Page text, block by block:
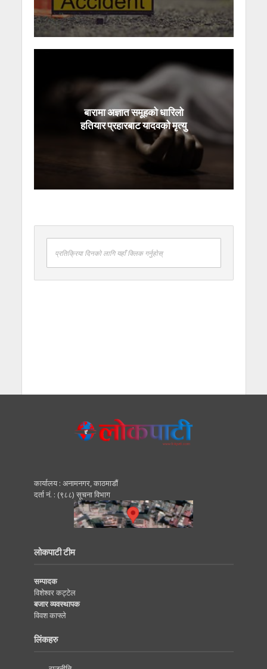
बारामा अज्ञात समूहको धारिलो
हतियार प्रहारबाट यादवको मृत्यु
प्रतिक्रिया दिनको लागि यहाँ क्लिक गर्नुहोस्
कार्यालय : अनामनगर, काठमाडाैं
दर्ता नं. : (९८८) सूचना विभाग
लोकपाटी टीम
सम्पादक
विशेश्वर कट्टेल
बजार व्यवस्थापक
विवश काफ्ले
लिंकहरु